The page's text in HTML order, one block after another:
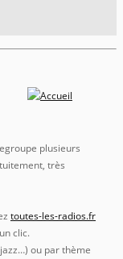
plusieurs
très
toutes-les-radios.fr
clic.
ou par thème